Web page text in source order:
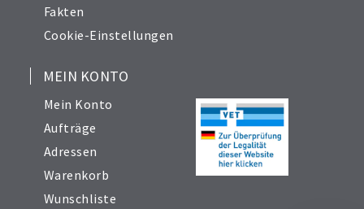
Fakten
Cookie-Einstellungen
MEIN KONTO
Mein Konto
Aufträge
Adressen
Warenkorb
Wunschliste